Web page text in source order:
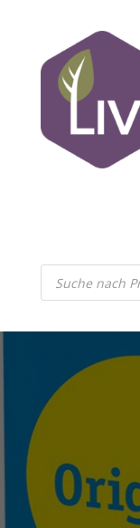
Products
search